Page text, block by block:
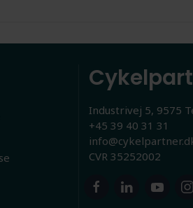
Industrivej 5, 9575
+45 39 40 31 31
CVR 35252002